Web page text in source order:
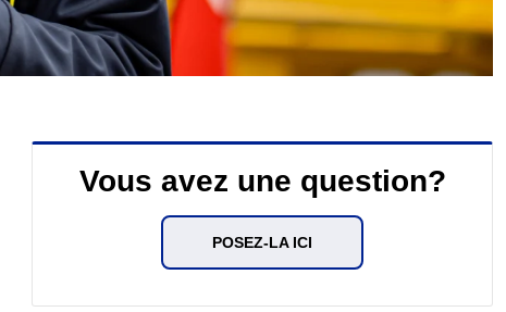
Vous avez une question?
POSEZ-LA ICI